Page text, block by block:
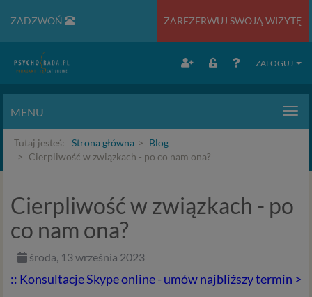
ZADZWOŃ ZAREZERWUJ SWOJĄ WIZYTĘ
ZALOGUJ
MENU
Tutaj jesteś: Strona główna
Blog
Cierpliwość w związkach - po co nam ona?
Cierpliwość w związkach - po
co nam ona?
środa, 13 września 2023
:: Konsultacje Skype online - umów najbliższy termin >